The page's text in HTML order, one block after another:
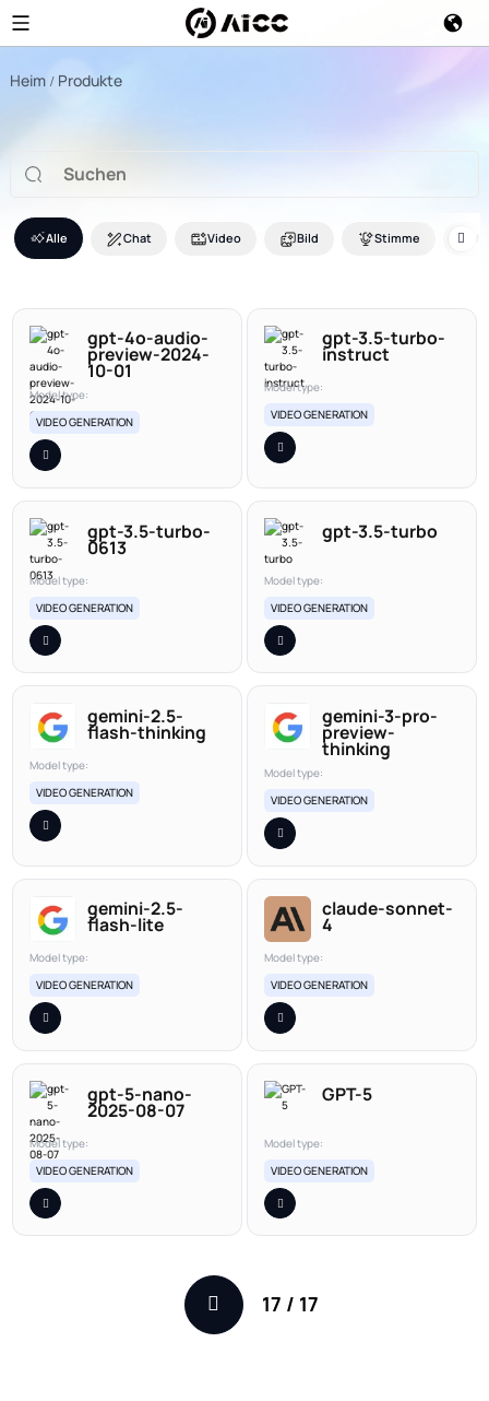
Heim Produkte
Alle Chat Video Bild Stimme
gpt-4o-audio-
preview-2024-
10-01
Model type:
VIDEO GENERATION
gpt-3.5-turbo-
instruct
Model type:
VIDEO GENERATION
gpt-3.5-turbo-
0613
Model type:
VIDEO GENERATION
gpt-3.5-turbo
Model type:
VIDEO GENERATION
gemini-2.5-
flash-thinking
Model type:
VIDEO GENERATION
gemini-3-pro-
preview-
thinking
Model type:
VIDEO GENERATION
gemini-2.5-
flash-lite
Model type:
VIDEO GENERATION
claude-sonnet-
4
Model type:
VIDEO GENERATION
gpt-5-nano-
2025-08-07
Model type:
VIDEO GENERATION
GPT-5
Model type:
VIDEO GENERATION
17 / 17